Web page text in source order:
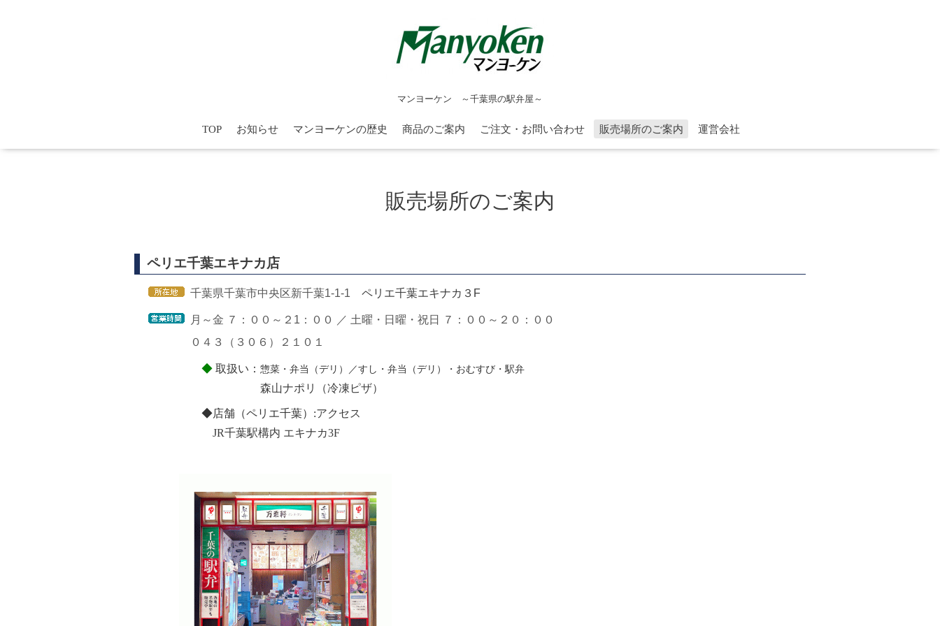
マンヨーケン ～千葉県の駅弁屋～
TOP お知らせ マンヨーケンの歴史 商品のご案内 ご注文・お問い合わせ 販売場所のご案内 運営会社
販売場所のご案内
ペリエ千葉エキナカ店
千葉県千葉市中央区新千葉1-1-1 ペリエ千葉エキナカ３F
月～金 ７：００～２1：００ ／ 土曜・日曜・祝日 ７：００～２０：００
０４３（３０６）２１０１
◆ 取扱い： 惣菜・弁当（デリ）／すし・弁当（デリ）・おむすび・ 駅弁
森山ナポリ（冷凍ピザ）
◆店舗（ペリエ千葉）:アクセス
JR千葉駅構内 エキナカ3F